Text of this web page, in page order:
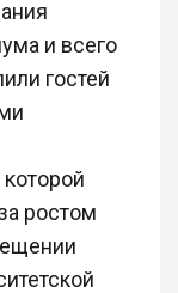
и всего
гостей
ростом